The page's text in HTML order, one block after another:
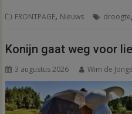
FRONTPAGE, Nieuws droogte
Konijn gaat weg voor
3 augustus 2026 Wim de Jonge